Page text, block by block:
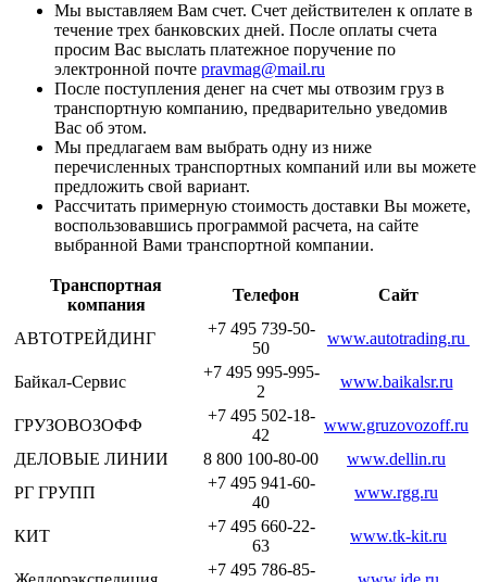
Мы выставляем Вам счет. Счет действителен к оплате в
течение трех банковских дней. После оплаты счета
просим Вас выслать платежное поручение по
электронной почте pravmag@mail.ru
После поступления денег на счет мы отвозим груз в
транспортную компанию, предварительно уведомив
Вас об этом.
Мы предлагаем вам выбрать одну из ниже
перечисленных транспортных компаний или вы можете
предложить свой вариант.
Рассчитать примерную стоимость доставки Вы можете,
воспользовавшись программой расчета, на сайте
выбранной Вами транспортной компании.
Транспортная
компания
Телефон Сайт
АВТОТРЕЙДИНГ
+7 495 739-50-
50
www.autotrading.ru
Байкал-Сервис
+7 495 995-995-
2
www.baikalsr.ru
ГРУЗОВОЗОФФ
+7 495 502-18-
42
www.gruzovozoff.ru
ДЕЛОВЫЕ ЛИНИИ
8 800 100-80-00
www.dellin.ru
РГ ГРУПП
+7 495 941-60-
40
www.rgg.ru
КИТ
+7 495 660-22-
63
www.tk-kit.ru
+7 495 786-85-